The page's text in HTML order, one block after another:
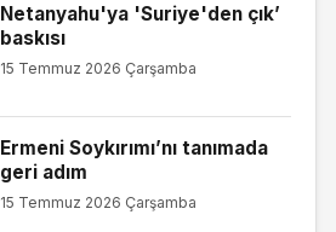
Netanyahu'ya 'Suriye'den çık’
baskısı
15 Temmuz 2026 Çarşamba
Ermeni Soykırımı’nı tanımada
geri adım
15 Temmuz 2026 Çarşamba